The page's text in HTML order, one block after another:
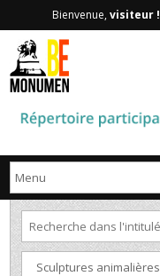
Bienvenue,visiteur !